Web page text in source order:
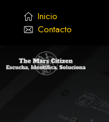
Inicio
Contacto